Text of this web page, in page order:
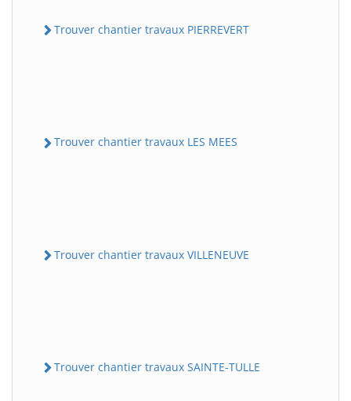
Trouver chantier travaux PIERREVERT
Trouver chantier travaux LES MEES
Trouver chantier travaux VILLENEUVE
Trouver chantier travaux SAINTE-TULLE